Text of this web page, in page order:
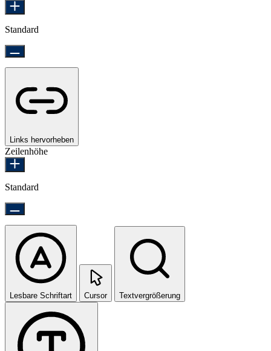
Standard
Links hervorheben
Zeilenhöhe
Standard
Lesbare Schriftart Cursor Textvergrößerung